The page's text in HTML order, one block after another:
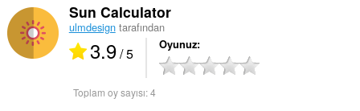
Sun Calculator
ulmdesigntarafından
3.9/ 5 Oyunuz
Toplam oy sayısı:4